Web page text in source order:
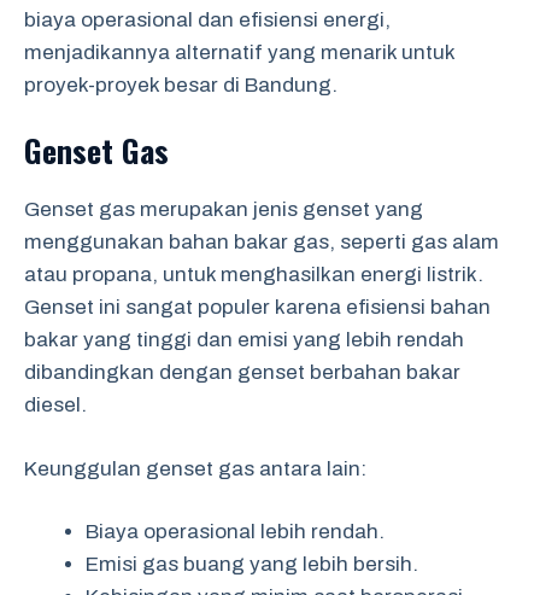
biaya operasional dan efisiensi energi,
menjadikannya alternatif yang menarik untuk
proyek-proyek besar di Bandung.
Genset Gas
Genset gas merupakan jenis genset yang
menggunakan bahan bakar gas, seperti gas alam
atau propana, untuk menghasilkan energi listrik.
Genset ini sangat populer karena efisiensi bahan
bakar yang tinggi dan emisi yang lebih rendah
dibandingkan dengan genset berbahan bakar
diesel.
Keunggulan genset gas antara lain:
Biaya operasional lebih rendah.
Emisi gas buang yang lebih bersih.